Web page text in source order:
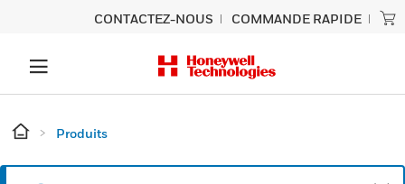
CONTACTEZ-NOUS COMMANDE RAPIDE
Produits